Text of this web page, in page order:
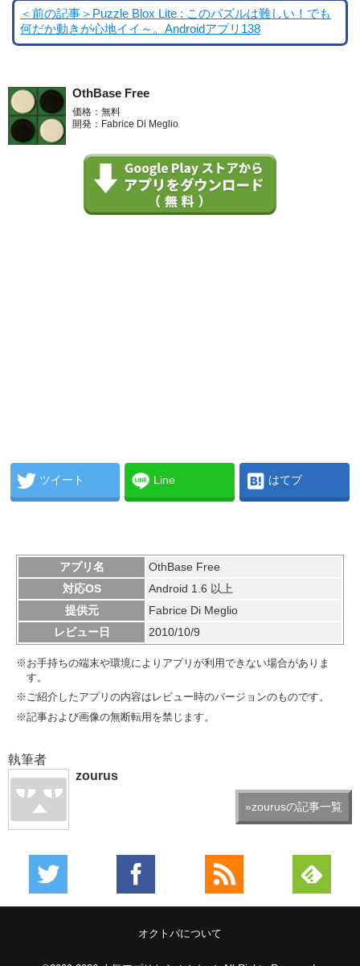
＜前の記事＞Puzzle Blox Lite : このパズルは難しい！でも
何だか動きが心地イイ～。Androidアプリ138
OthBase Free
価格：無料
開発：Fabrice Di Meglio
ツイート Line はてブ
アプリ名
OthBase Free
対応OS
Android 1.6 以上
提供元
Fabrice Di Meglio
レビュー日
2010/10/9
※お手持ちの端末や環境によりアプリが利用できない場合がありま
す。
※ご紹介したアプリの内容はレビュー時のバージョンのものです。
※記事および画像の無断転用を禁じます。
執筆者
zourus
»zourusの記事一覧
オクトバについて